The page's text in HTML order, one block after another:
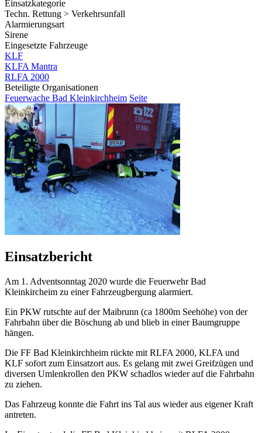
Einsatzkategorie
Techn. Rettung > Verkehrsunfall
Alarmierungsart
Sirene
Eingesetzte Fahrzeuge
KLF
KLFA Mantra
RLFA 2000
Beteiligte Organisationen
Feuerwache Bad Kleinkirchheim Seite
Einsatzbericht
Am 1. Adventsonntag 2020 wurde die Feuerwehr Bad
Kleinkircheim zu einer Fahrzeugbergung alarmiert.
Ein PKW rutschte auf der Maibrunn (ca 1800m Seehöhe) von der
Fahrbahn über die Böschung ab und blieb in einer Baumgruppe
hängen.
Die FF Bad Kleinkirchheim rückte mit RLFA 2000, KLFA und
KLF sofort zum Einsatzort aus. Es gelang mit zwei Greifzügen und
diversen Umlenkrollen den PKW schadlos wieder auf die Fahrbahn
zu ziehen.
Das Fahrzeug konnte die Fahrt ins Tal aus wieder aus eigener Kraft
antreten.